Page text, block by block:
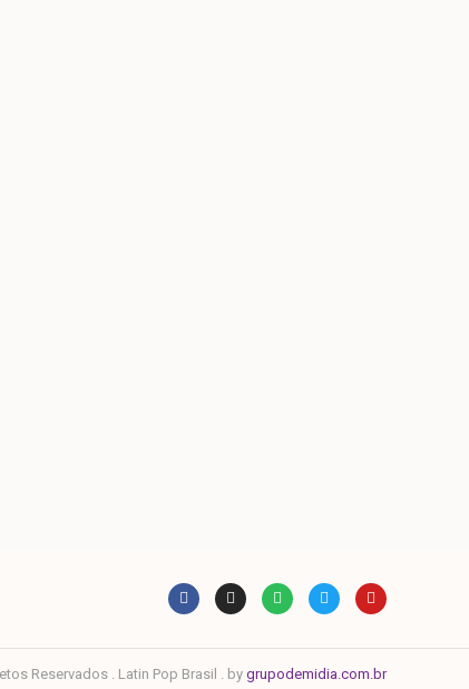
Reservados . Latin Pop Brasil . by grupodemidia.com.br